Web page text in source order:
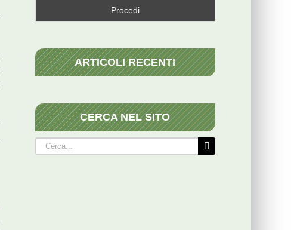
ARTICOLI RECENTI
CERCA NEL SITO
Cerca
per: